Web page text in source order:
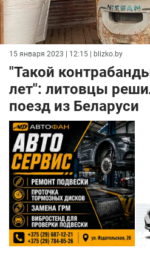
15 января 2023 | 12:15 | blizko.by
"Такой
лет": литовцы
поезд из Беларуси